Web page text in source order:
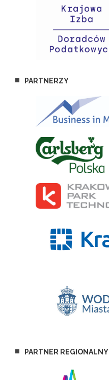
PARTNERZY
PARTNER REGIONALNY